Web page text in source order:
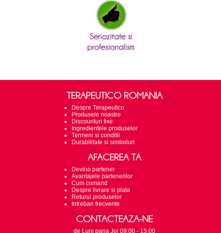
TERAPEUTICO ROMANIA
Despre Terapeutico
Produsele noastre
Discounturi fixe
Ingredientele produselor
Termeni si conditii
Durabilitate si simboluri
AFACEREA TA
Devino partener
Avantajele partenerilor
Cum comand
Despre livrare si plata
Returul produselor
Intrebari frecvente
CONTACTEAZA-NE
de Luni pana Joi 09:00 - 15:00